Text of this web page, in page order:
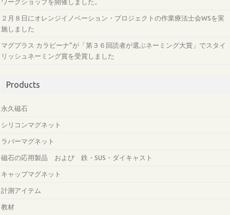
ワークショップを開催しました。
２月８日にオレンジイノベーション・プロジェクトの作業療法士会WSを実
施しました
マグプラス カラビーナ”が「第３６回読者が選ぶネーミング大賞」でスタイ
リッシュネーミング賞を受賞しました
Products
永久磁石
シリコンマグネット
ラバーマグネット
磁石の応用製品 および 鉄・SUS・ダイキャスト
キャップマグネット
計測アイテム
教材